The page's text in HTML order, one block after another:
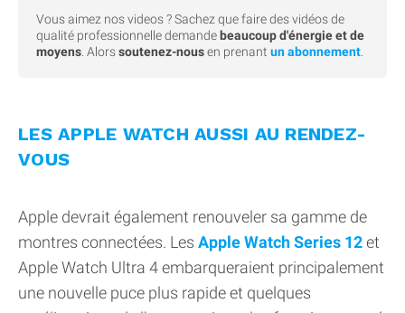
Vous aimez nos videos ? Sachez que faire des vidéos de
qualité professionnelle demande beaucoup d'énergie et de
moyens . Alorssoutenez-nousen prenant un abonnement
LES APPLE WATCH AUSSI AU RENDEZ-
VOUS
Apple devrait également renouveler sa gamme de
montres connectées. Les Apple Watch Series 12et
Apple Watch Ultra 4 embarqueraient principalement
une nouvelle puce plus rapide et quelques